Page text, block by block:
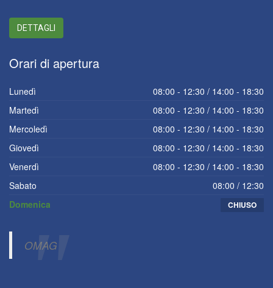
DETTAGLI
Orari di apertura
Lunedì
08:00 - 12:30 / 14:00 - 18:30
Martedì
08:00 - 12:30 / 14:00 - 18:30
Mercoledì
08:00 - 12:30 / 14:00 - 18:30
Giovedì
08:00 - 12:30 / 14:00 - 18:30
Venerdì
08:00 - 12:30 / 14:00 - 18:30
Sabato
08:00 / 12:30
Domenica
CHIUSO
OMAG